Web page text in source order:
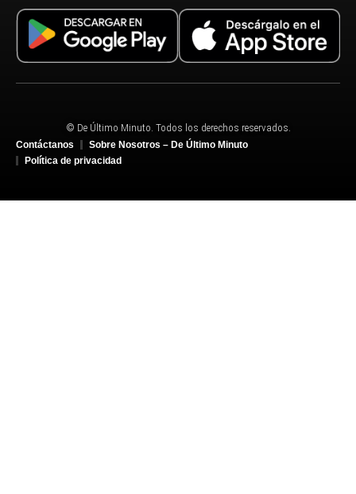
© De Último Minuto. Todos los derechos reservados.
Contáctanos
Sobre Nosotros – De Último Minuto
Política de privacidad